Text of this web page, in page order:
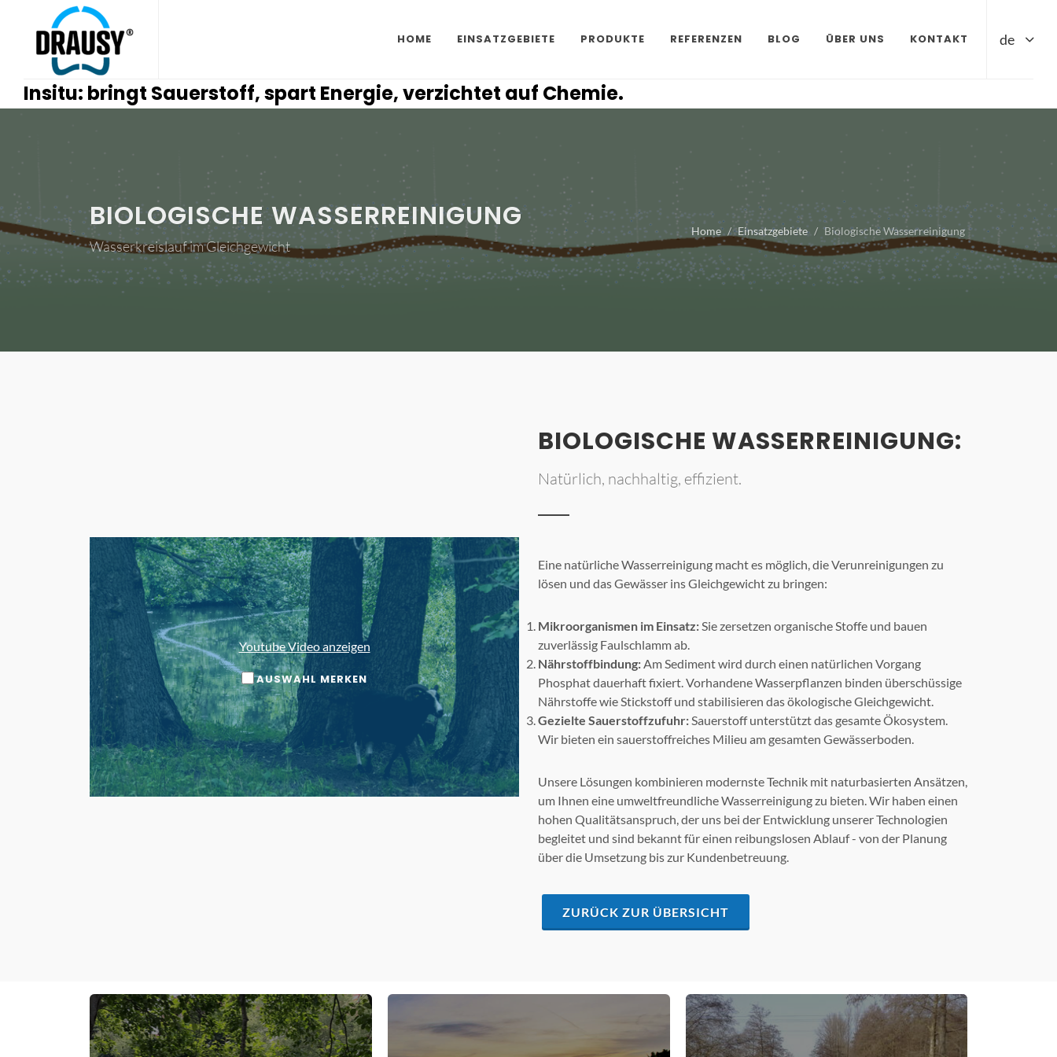
HOME EINSATZGEBIETE PRODUKTE REFERENZEN BLOG ÜBER UNS KONTAKT de
Insitu: bringt Sauerstoff, spart Energie, verzichtet auf Chemie.
BIOLOGISCHE WASSERREINIGUNG
Wasserkreislauf im Gleichgewicht
Home Einsatzgebiete Biologische Wasserreinigung
Youtube Video anzeigen
AUSWAHL MERKEN
BIOLOGISCHE WASSERREINIGUNG:
Natürlich, nachhaltig, effizient.
Eine natürliche Wasserreinigung macht es möglich, die Verunreinigungen zu
lösen und das Gewässer ins Gleichgewicht zu bringen:
Mikroorganismen im Einsatz:Sie zersetzen organische Stoffe und bauen
zuverlässig Faulschlamm ab.
Nährstoffbindung:Am Sediment wird durch einen natürlichen Vorgang
Phosphat dauerhaft fixiert. Vorhandene Wasserpflanzen binden überschüssige
Nährstoffe wie Stickstoff und stabilisieren das ökologische Gleichgewicht.
Gezielte Sauerstoffzufuhr:Sauerstoff unterstützt das gesamte Ökosystem.
Wir bieten ein sauerstoffreiches Milieu am gesamten Gewässerboden.
Unsere Lösungen kombinieren modernste Technik mit naturbasierten Ansätzen,
um Ihnen eine umweltfreundliche Wasserreinigung zu bieten. Wir haben einen
hohen Qualitätsanspruch, der uns bei der Entwicklung unserer Technologien
begleitet und sind bekannt für einen reibungslosen Ablauf - von der Planung
über die Umsetzung bis zur Kundenbetreuung.
ZURÜCK ZUR ÜBERSICHT